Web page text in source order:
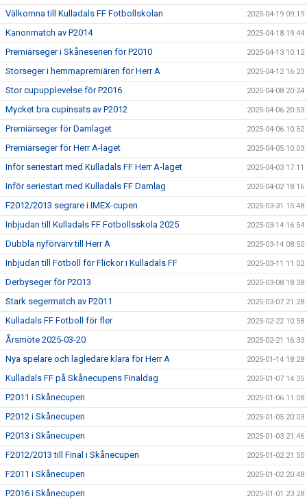
Välkomna till Kulladals FF Fotbollskolan 2025-04-19 09:19
Kanonmatch av P2014 2025-04-18 19:44
Premiärseger i Skåneserien för P2010 2025-04-13 10:12
Storseger i hemmapremiären för Herr A 2025-04-12 16:23
Stor cupupplevelse för P2016 2025-04-08 20:24
Mycket bra cupinsats av P2012 2025-04-06 20:53
Premiärseger för Damlaget 2025-04-06 10:52
Premiärseger för Herr A-laget 2025-04-05 10:03
Inför seriestart med Kulladals FF Herr A-laget 2025-04-03 17:11
Inför seriestart med Kulladals FF Damlag 2025-04-02 18:16
F2012/2013 segrare i IMEX-cupen 2025-03-31 15:48
Inbjudan till Kulladals FF Fotbollsskola 2025 2025-03-14 16:54
Dubbla nyförvärv till Herr A 2025-03-14 08:50
Inbjudan till Fotboll för Flickor i Kulladals FF 2025-03-11 11:02
Derbyseger för P2013 2025-03-08 18:38
Stark segermatch av P2011 2025-03-07 21:28
Kulladals FF Fotboll för fler 2025-02-22 10:58
Årsmöte 2025-03-20 2025-02-21 16:33
Nya spelare och lagledare klara för Herr A 2025-01-14 18:28
Kulladals FF på Skånecupens Finaldag 2025-01-07 14:35
P2011 i Skånecupen 2025-01-06 11:08
P2012 i Skånecupen 2025-01-05 20:03
P2013 i Skånecupen 2025-01-03 21:46
F2012/2013 till Final i Skånecupen 2025-01-02 21:50
F2011 i Skånecupen 2025-01-02 20:48
P2016 i Skånecupen 2025-01-01 23:28